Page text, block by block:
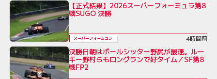
【正式結果】2026スーパーフォーミュラ第8
戦SUGO 決勝
スーパーフォーミュラ 4時間前
決勝日朝はポールシッター野尻が最速。ルー
キー野村らもロングランで好タイム／SF第8
戦FP2